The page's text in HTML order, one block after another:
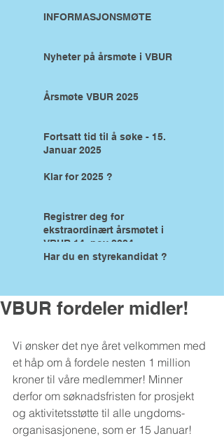
INFORMASJONSMØTE
Nyheter på årsmøte i VBUR
Årsmøte VBUR 2025
Fortsatt tid til å søke - 15.
Januar 2025
Klar for 2025 ?
Registrer deg for
ekstraordinært årsmøtet i
VBUR 14. nov 2024
Har du en styrekandidat ?
VBUR fordeler midler!
Vi ønsker det nye året velkommen med
et håp om å fordele nesten 1 million
kroner til våre medlemmer! Minner
derfor om søknadsfristen for prosjekt
og aktivitetsstøtte til alle ungdoms-
organisasjonene, som er 15 Januar!